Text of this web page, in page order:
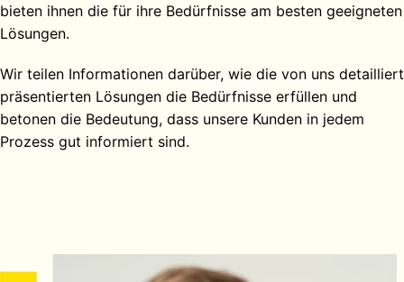
bieten ihnen die für ihre Bedürfnisse am besten geeigneten
Lösungen.
Wir teilen Informationen darüber, wie die von uns detailliert
präsentierten Lösungen die Bedürfnisse erfüllen und
betonen die Bedeutung, dass unsere Kunden in jedem
Prozess gut informiert sind.